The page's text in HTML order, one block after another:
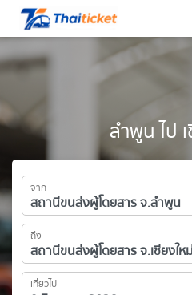
ลำพูน ไป
จาก
ถึง
เที่ยวไป